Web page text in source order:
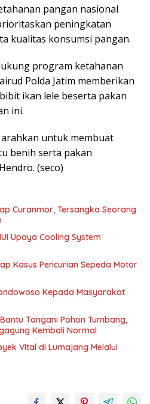
pangan nasional
peningkatan
kualitas konsumsi pangan.
program ketahanan
Polda Jatim memberikan
ikan lele beserta pakan
ini.
untuk membuat
benih serta pakan
(seco)
Curanmor, Tersangka Seorang
Upaya Cooling System
Kasus Pencurian Sepeda Motor
Kepada Masyarakat
Tangani Pohon Tumbang,
Kembali Normal
Vital di Lumajang Melalui